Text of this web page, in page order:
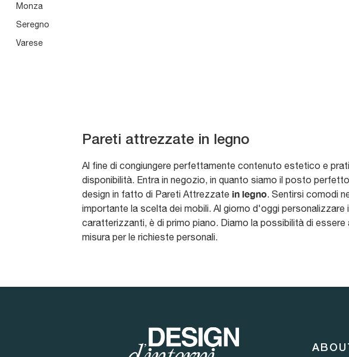
Monza
Seregno
Varese
Pareti attrezzate in legno
Al fine di congiungere perfettamente contenuto estetico e
disponibilità. Entra in negozio, in quanto siamo il posto
design in fatto di Pareti Attrezzate in legno . Sentirsi comodi
importante la scelta dei mobili. Al giorno d'oggi
caratterizzanti, è di primo piano. Diamo la possibilità di
misura per le richieste personali.